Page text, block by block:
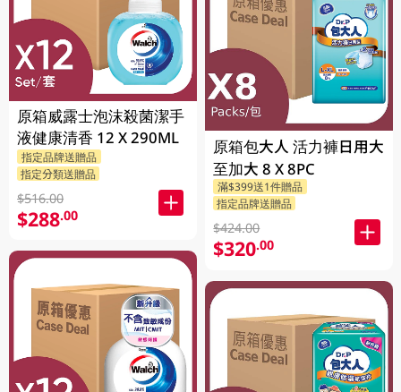
原箱威露士泡沫殺菌潔手
液健康清香 12 X 290ML
指定品牌送贈品
指定分類送贈品
$516.00
$288.00
原箱包大人 活力褲日用大
至加大 8 X 8PC
滿$399送1件贈品
指定品牌送贈品
$424.00
$320.00